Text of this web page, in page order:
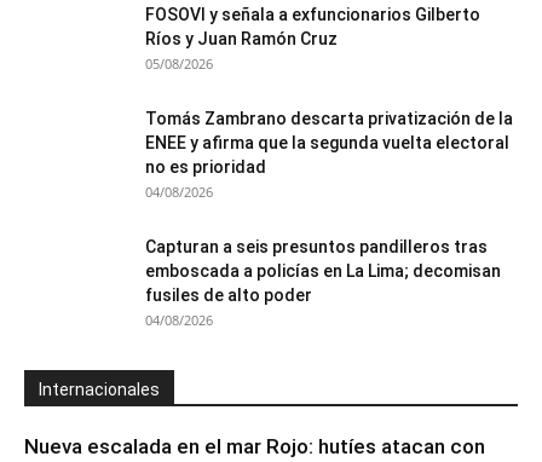
FOSOVI y señala a exfuncionarios Gilberto
Ríos y Juan Ramón Cruz
05/08/2026
Tomás Zambrano descarta privatización de la
ENEE y afirma que la segunda vuelta electoral
no es prioridad
04/08/2026
Capturan a seis presuntos pandilleros tras
emboscada a policías en La Lima; decomisan
fusiles de alto poder
04/08/2026
Internacionales
Nueva escalada en el mar Rojo: hutíes atacan con